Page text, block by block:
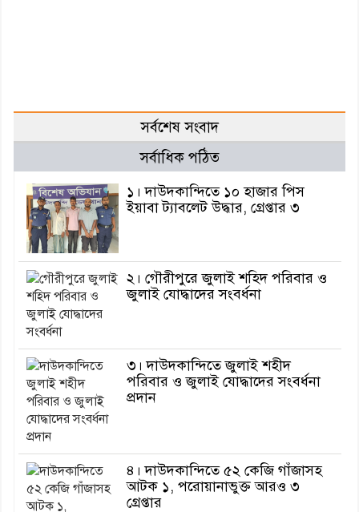
সর্বশেষ সংবাদ
সর্বাধিক পঠিত
১। দাউদকান্দিতে ১০ হাজার পিস
ইয়াবা ট্যাবলেট উদ্ধার, গ্রেপ্তার ৩
২। গৌরীপুরে জুলাই শহিদ পরিবার ও
জুলাই যোদ্ধাদের সংবর্ধনা
৩। দাউদকান্দিতে জুলাই শহীদ
পরিবার ও জুলাই যোদ্ধাদের সংবর্ধনা
প্রদান
৪। দাউদকান্দিতে ৫২ কেজি গাঁজাসহ
আটক ১, পরোয়ানাভুক্ত আরও ৩
গ্রেপ্তার